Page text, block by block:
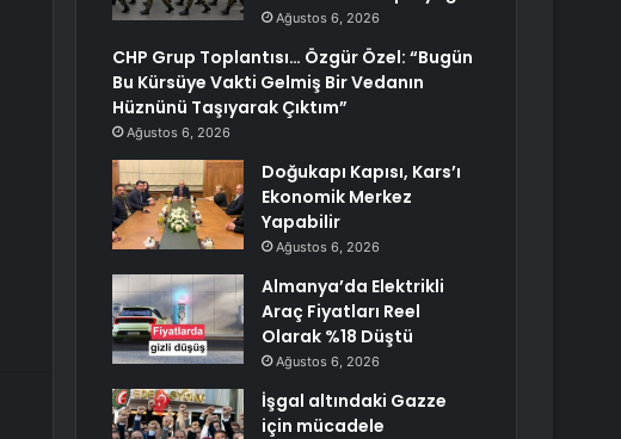
Ağustos 6, 2026
CHP Grup Toplantısı… Özgür Özel: “Bugün
Bu Kürsüye Vakti Gelmiş Bir Vedanın
Hüznünü Taşıyarak Çıktım”
Ağustos 6, 2026
Doğukapı Kapısı, Kars’ı
Ekonomik Merkez
Yapabilir
Ağustos 6, 2026
Almanya’da Elektrikli
Araç Fiyatları Reel
Olarak %18 Düştü
Ağustos 6, 2026
İşgal altındaki Gazze
için mücadele